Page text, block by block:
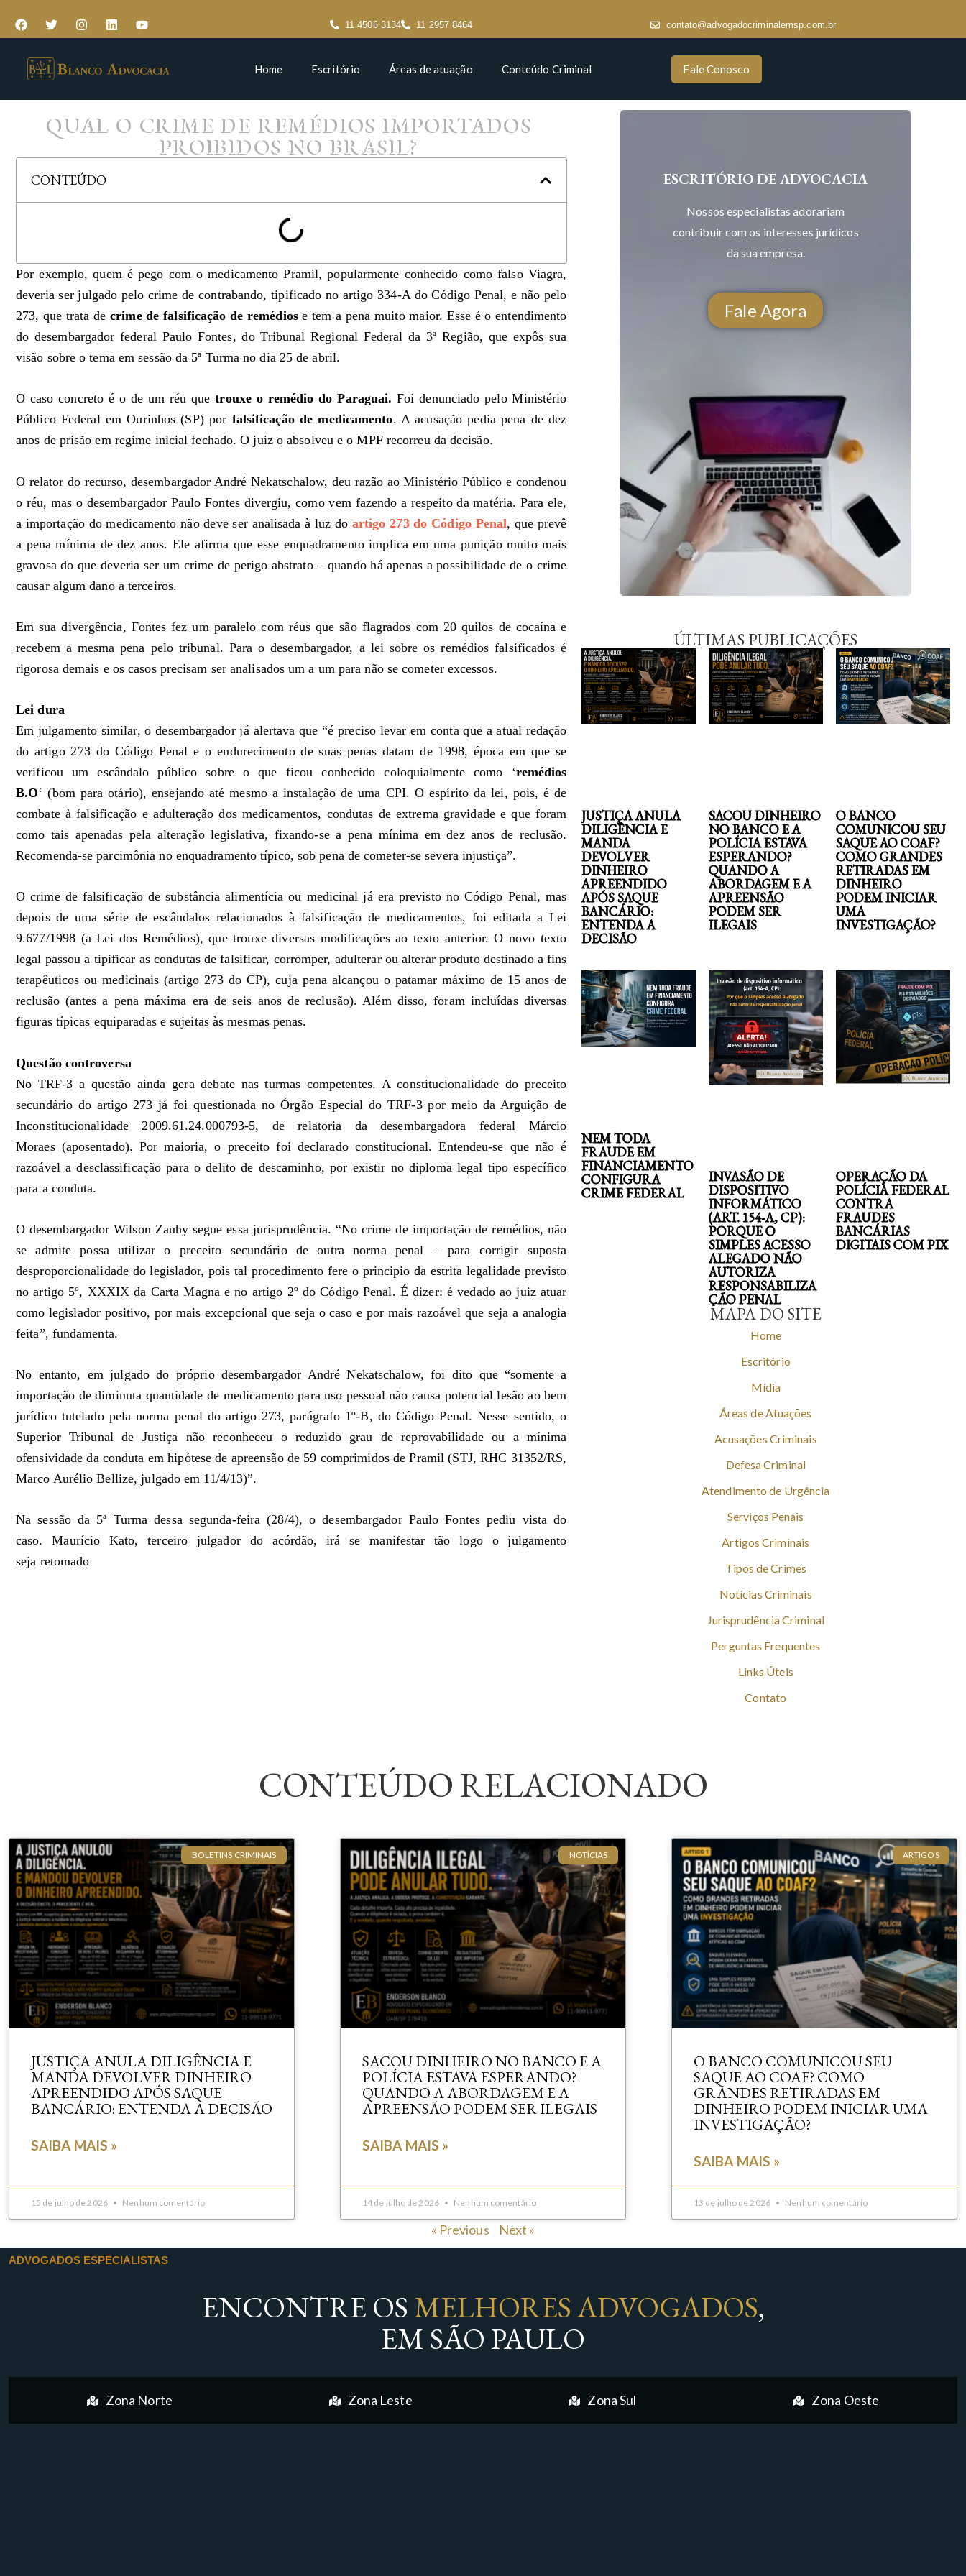
11 4506 3134 11 2957 8464 contato@advogadocriminalemsp.com.br
Home Escritório Áreas de atuação Conteúdo Criminal Fale Conosco
QUAL O CRIME DE REMÉDIOS IMPORTADOS
PROIBIDOS NO BRASIL?
CONTEÚDO
Por exemplo, quem é pego com o medicamento Pramil, popularmente conhecido como falso Viagra,
deveria ser julgado pelo crime de contrabando, tipificado no artigo 334-A do Código Penal, e não pelo
273, que trata decrime de falsificação de remédiose tem a pena muito maior. Esse é o entendimento
do desembargador federal Paulo Fontes, do Tribunal Regional Federal da 3ª Região, que expôs sua
visão sobre o tema em sessão da 5ª Turma no dia 25 de abril.
O caso concreto é o de um réu quetrouxe o remédio do Paraguai. Foi denunciado pelo Ministério
Público Federal em Ourinhos (SP) por falsificação de medicamento. A acusação pedia pena de dez
anos de prisão em regime inicial fechado. O juiz o absolveu e o MPF recorreu da decisão.
O relator do recurso, desembargador André Nekatschalow, deu razão ao Ministério Público e condenou
o réu, mas o desembargador Paulo Fontes divergiu, como vem fazendo a respeito da matéria. Para ele,
a importação do medicamento não deve ser analisada à luz do artigo 273 do Código Penal, que prevê
a pena mínima de dez anos. Ele afirma que esse enquadramento implica em uma punição muito mais
gravosa do que deveria ser um crime de perigo abstrato – quando há apenas a possibilidade de o crime
causar algum dano a terceiros.
Em sua divergência, Fontes fez um paralelo com réus que são flagrados com 20 quilos de cocaína e
recebem a mesma pena pelo tribunal. Para o desembargador, a lei sobre os remédios falsificados é
rigorosa demais e os casos precisam ser analisados um a um para não se cometer excessos.
Lei dura
Em julgamento similar, o desembargador já alertava que “é preciso levar em conta que a atual redação
do artigo 273 do Código Penal e o endurecimento de suas penas datam de 1998, época em que se
verificou um escândalo público sobre o que ficou conhecido coloquialmente como ‘remédios
B.O‘ (bom para otário), ensejando até mesmo a instalação de uma CPI. O espírito da lei, pois, é de
combate à falsificação e adulteração dos medicamentos, condutas de extrema gravidade e que foram
como tais apenadas pela alteração legislativa, fixando-se a pena mínima em dez anos de reclusão.
Recomenda-se parcimônia no enquadramento típico, sob pena de cometer-se severa injustiça”.
O crime de falsificação de substância alimentícia ou medicinal já era previsto no Código Penal, mas
depois de uma série de escândalos relacionados à falsificação de medicamentos, foi editada a Lei
9.677/1998 (a Lei dos Remédios), que trouxe diversas modificações ao texto anterior. O novo texto
legal passou a tipificar as condutas de falsificar, corromper, adulterar ou alterar produto destinado a fins
terapêuticos ou medicinais (artigo 273 do CP), cuja pena alcançou o patamar máximo de 15 anos de
reclusão (antes a pena máxima era de seis anos de reclusão). Além disso, foram incluídas diversas
figuras típicas equiparadas e sujeitas às mesmas penas.
Questão controversa
No TRF-3 a questão ainda gera debate nas turmas competentes. A constitucionalidade do preceito
secundário do artigo 273 já foi questionada no Órgão Especial do TRF-3 por meio da Arguição de
Inconstitucionalidade 2009.61.24.000793-5, de relatoria da desembargadora federal Márcio
Moraes (aposentado). Por maioria, o preceito foi declarado constitucional. Entendeu-se que não é
razoável a desclassificação para o delito de descaminho, por existir no diploma legal tipo específico
para a conduta.
O desembargador Wilson Zauhy segue essa jurisprudência. “No crime de importação de remédios, não
se admite possa utilizar o preceito secundário de outra norma penal – para corrigir suposta
desproporcionalidade do legislador, pois tal procedimento fere o principio da estrita legalidade previsto
no artigo 5º, XXXIX da Carta Magna e no artigo 2º do Código Penal. É dizer: é vedado ao juiz atuar
como legislador positivo, por mais excepcional que seja o caso e por mais razoável que seja a analogia
feita”, fundamenta.
No entanto, em julgado do próprio desembargador André Nekatschalow, foi dito que “somente a
importação de diminuta quantidade de medicamento para uso pessoal não causa potencial lesão ao bem
jurídico tutelado pela norma penal do artigo 273, parágrafo 1º-B, do Código Penal. Nesse sentido, o
Superior Tribunal de Justiça não reconheceu o reduzido grau de reprovabilidade ou a mínima
ofensividade da conduta em hipótese de apreensão de 59 comprimidos de Pramil (STJ, RHC 31352/RS,
Marco Aurélio Bellize, julgado em 11/4/13)”.
Na sessão da 5ª Turma dessa segunda-feira (28/4), o desembargador Paulo Fontes pediu vista do
caso. Maurício Kato, terceiro julgador do acórdão, irá se manifestar tão logo o julgamento
seja retomado
ESCRITÓRIO DE ADVOCACIA
Nossos especialistas adorariam
contribuir com os interesses jurídicos
da sua empresa.
ÚLTIMAS PUBLICAÇÕES
Fale Agora
JUSTIÇA ANULA
DILIGÊNCIA E
MANDA
DEVOLVER
DINHEIRO
APREENDIDO
APÓS SAQUE
BANCÁRIO:
ENTENDA A
DECISÃO
SACOU DINHEIRO
NO BANCO E A
POLÍCIA ESTAVA
ESPERANDO?
QUANDO A
ABORDAGEM E A
APREENSÃO
PODEM SER
ILEGAIS
O BANCO
COMUNICOU SEU
SAQUE AO COAF?
COMO GRANDES
RETIRADAS EM
DINHEIRO
PODEM INICIAR
UMA
INVESTIGAÇÃO?
NEM TODA
FRAUDE EM
FINANCIAMENTO
CONFIGURA
CRIME FEDERAL
INVASÃO DE
DISPOSITIVO
INFORMÁTICO
(ART. 154-A, CP):
PORQUE O
SIMPLES ACESSO
ALEGADO NÃO
AUTORIZA
RESPONSABILIZA
ÇÃO PENAL
OPERAÇÃO DA
POLÍCIA FEDERAL
CONTRA
FRAUDES
BANCÁRIAS
DIGITAIS COM PIX
MAPA DO SITE
Home
Escritório
Mídia
Áreas de Atuações
Acusações Criminais
Defesa Criminal
Atendimento de Urgência
Serviços Penais
Artigos Criminais
Tipos de Crimes
Notícias Criminais
Jurisprudência Criminal
Perguntas Frequentes
Links Úteis
Contato
CONTEÚDO RELACIONADO
BOLETINS CRIMINAIS
JUSTIÇA ANULA DILIGÊNCIA E
MANDA DEVOLVER DINHEIRO
APREENDIDO APÓS SAQUE
BANCÁRIO: ENTENDA A DECISÃO
SAIBA MAIS »
15 de julho de 2026 Nenhum comentário
NOTÍCIAS
SACOU DINHEIRO NO BANCO E A
POLÍCIA ESTAVA ESPERANDO?
QUANDO A ABORDAGEM E A
APREENSÃO PODEM SER ILEGAIS
SAIBA MAIS »
14 de julho de 2026 Nenhum comentário
ARTIGOS
O BANCO COMUNICOU SEU
SAQUE AO COAF? COMO
GRANDES RETIRADAS EM
DINHEIRO PODEM INICIAR UMA
INVESTIGAÇÃO?
SAIBA MAIS »
13 de julho de 2026 Nenhum comentário
« Previous Next »
ADVOGADOS ESPECIALISTAS
ENCONTRE OS MELHORES ADVOGADOS,
EM SÃO PAULO
Zona Norte Zona Leste Zona Sul Zona Oeste